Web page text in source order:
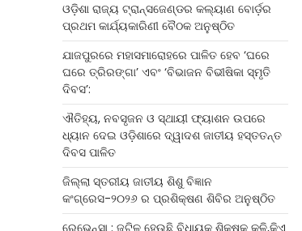
ଓଡ଼ିଶା ରାଜ୍ୟ ଟ୍ରାନ୍ସଜେଣ୍ଡର କଲ୍ୟାଣ ବୋର୍ଡ଼ର
ପ୍ରଥମ କାର୍ଯ୍ୟକାରିଣୀ ବୈଠକ ଅନୁଷ୍ଠିତ
ଯାଜପୁରରେ ମହାସମାରୋହରେ ପାଳିତ ହେବ ‘ଘରେ
ଘରେ ତ୍ରିରଙ୍ଗା’ ଏବଂ ‘ବିଭାଜନ ବିଭୀଷିକା ସ୍ମୃତି
ଦିବସ’:
ଐତିହ୍ୟ, ନବସୃଜନ ଓ ସ୍ଥାୟୀ ଫ୍ୟାଶନ ଉପରେ
ଧ୍ୟାନ ଦେଇ ଓଡ଼ିଶାରେ ଦ୍ୱାଦଶ ଜାତୀୟ ହସ୍ତତନ୍ତ
ଦିବସ ପାଳିତ
ଜିଲ୍ଲା ସ୍ତରୀୟ ଜାତୀୟ ଶିଶୁ ବିଜ୍ଞାନ
କଂଗ୍ରେସ-୨୦୨୬ ର ପ୍ରଶିକ୍ଷଣ ଶିବିର ଅନୁଷ୍ଠିତ
ରେଭେନ୍ସା : ଜଟିଳ ହେଉଛି ବିଧାୟକ ଶିକ୍ଷକ କଳି,କିଏ